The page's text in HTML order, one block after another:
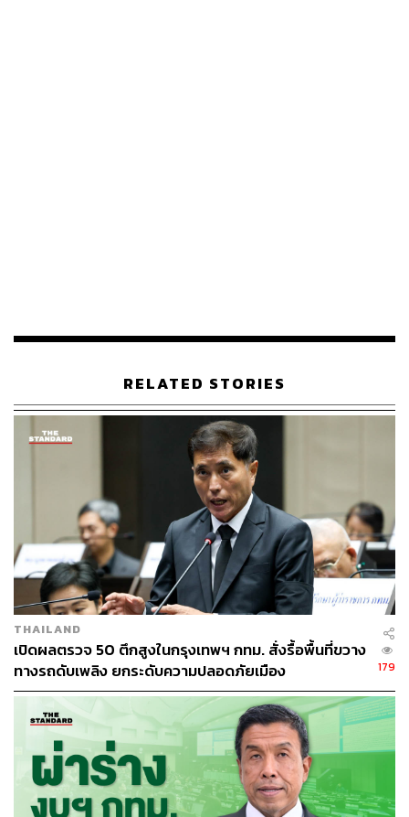
TAGS: กรุงเทพมหานคร เหตุระเบิด เหตุระเบิด กรุงเทพฯ
55
ABOUT THE AUTHOR
RELATED STORIES
THAILAND
เปิดผลตรวจ 50 ตึกสูงในกรุงเทพฯ กทม. สั่งรื้อพื้นที่ขวาง
ทางรถดับเพลิง ยกระดับความปลอดภัยเมือง
179